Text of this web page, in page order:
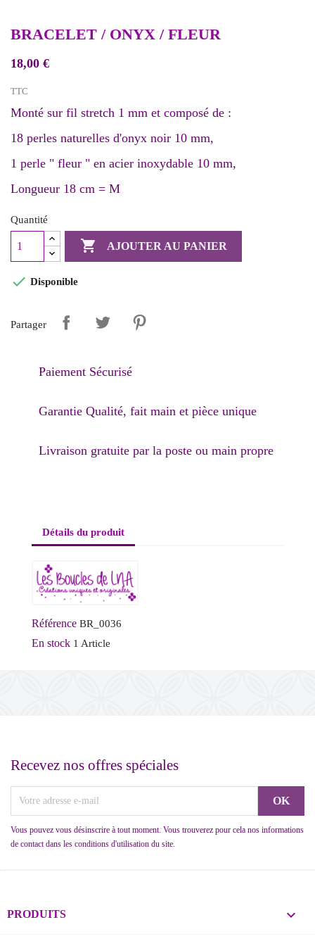
BRACELET / ONYX / FLEUR
18,00 €
TTC
Monté sur fil stretch 1 mm et composé de :
18 perles naturelles d'onyx noir 10 mm,
1 perle " fleur " en acier inoxydable 10 mm,
Longueur 18 cm = M
Quantité
 AJOUTER AU PANIER
 Disponible
Partager
Paiement Sécurisé
Garantie Qualité, fait main et pièce unique
Livraison gratuite par la poste ou main propre
Détails du produit
Référence BR_0036
En stock 1 Article
Recevez nos offres spéciales
Vous pouvez vous désinscrire à tout moment. Vous trouverez pour cela nos informations
de contact dans les conditions d'utilisation du site.
PRODUITS 